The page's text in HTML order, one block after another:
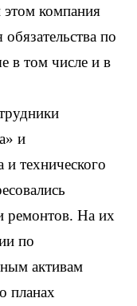
компания
по
в том числе и в
и
и технического
ремонтов. На их
по
активам
планах